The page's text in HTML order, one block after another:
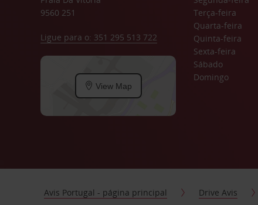
9560 251
Ligue para o: 351 295 513 722
View Map
Terça-feira
Quarta-feira
Quinta-feira
Sexta-feira
Sábado
Domingo
Avis Portugal - página principal Drive Avis